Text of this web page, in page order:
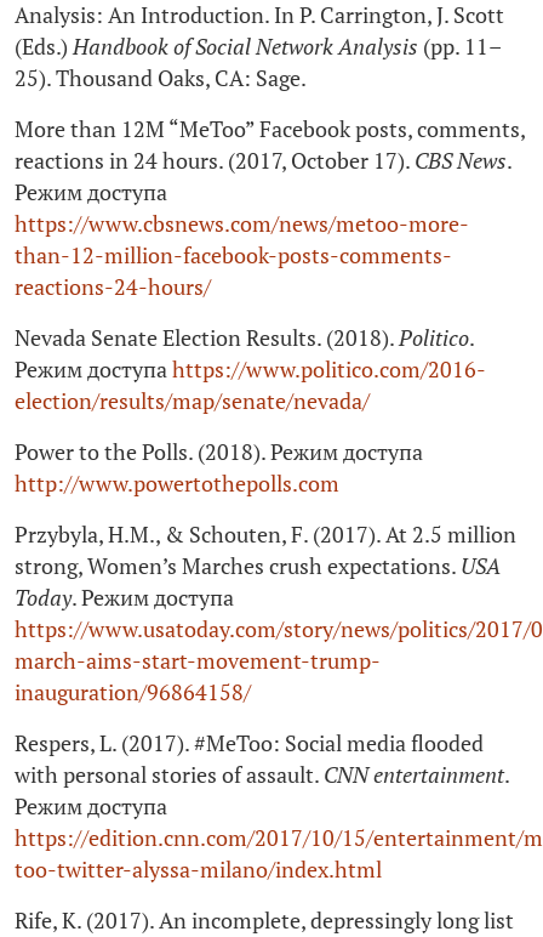
Analysis: An Introduction. In P. Carrington, J. Scott
(Eds.)Handbook of Social Network Analysis (pp. 11–
25). Thousand Oaks, CA: Sage.
More than 12M “MeToo” Facebook posts, comments,
reactions in 24 hours. (2017, October 17). CBS News.
Режим доступа
https://www.cbsnews.com/news/metoo-more-
than‑12-million-facebook-posts-comments-
reactions‑24-hours/
Nevada Senate Election Results. (2018).Politico.
Режим доступаhttps://www.politico.com/2016-
election/results/map/senate/nevada/
Power to the Polls. (2018). Режим доступа
http://www.powertothepolls.com
Przybyla, H.M., & Schouten, F. (2017). At 2.5 million
strong, Women’s Marches crush expectations. USA
Today. Режим доступа
https://www.usatoday.com/story/news/politics/2017/
march-aims-start-movement-trump-
inauguration/96864158/
Respers, L. (2017). #MeToo: Social media flooded
with personal stories of assault. CNN entertainment.
Режим доступа
https://edition.cnn.com/2017/10/15/entertainment/
too-twitter-alyssa-milano/index.html
Rife, K. (2017). An incomplete, depressingly long list